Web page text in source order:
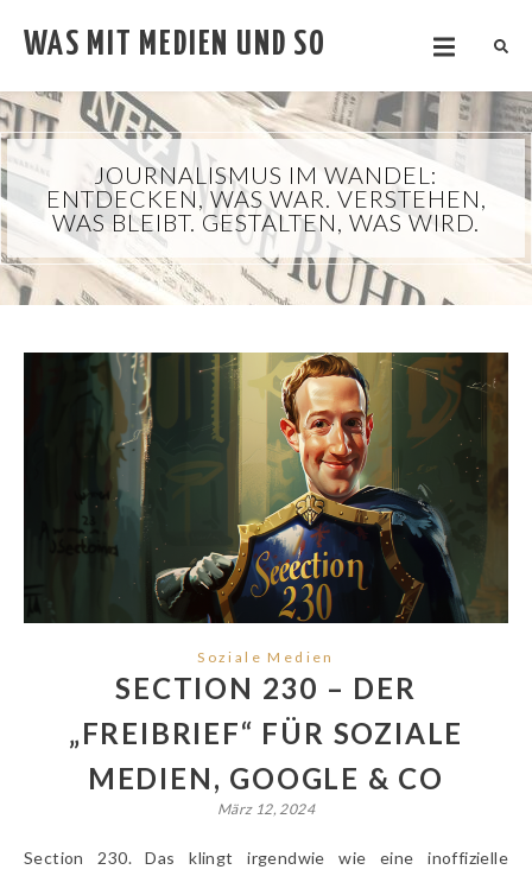
WAS MIT MEDIEN UND SO
JOURNALISMUS IM WANDEL:
ENTDECKEN, WAS WAR. VERSTEHEN,
WAS BLEIBT. GESTALTEN, WAS WIRD.
Soziale Medien
SECTION 230 – DER
„FREIBRIEF“ FÜR SOZIALE
MEDIEN, GOOGLE & CO
März 12, 2024
Section 230. Das klingt irgendwie wie eine inoffizielle